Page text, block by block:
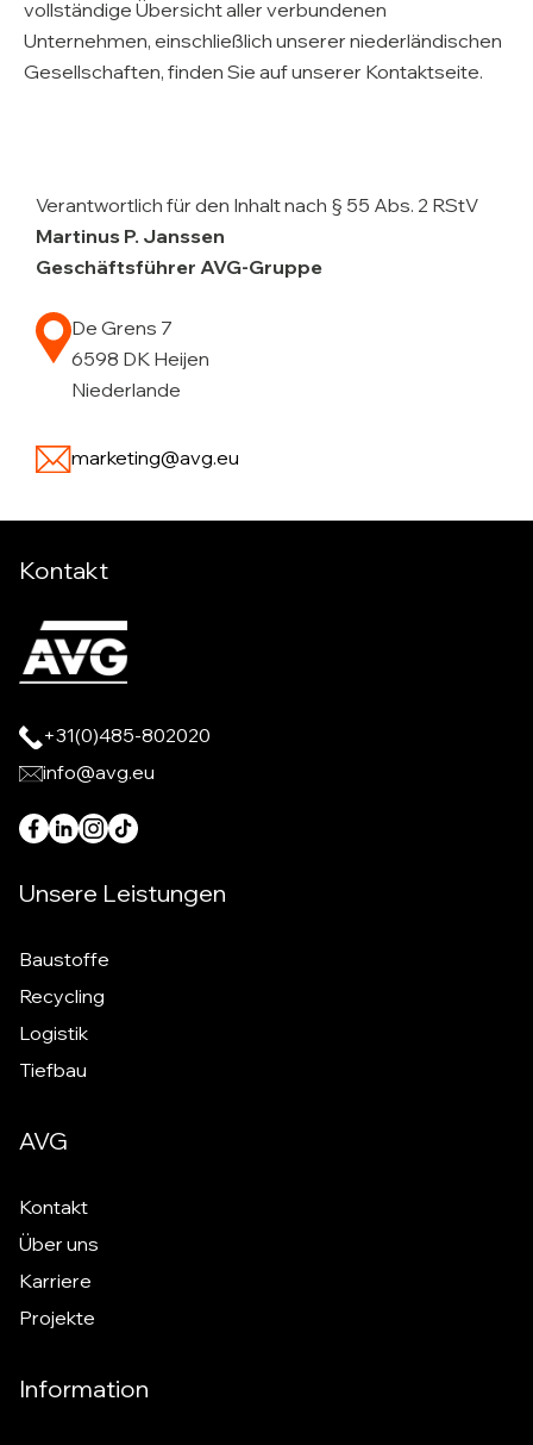
vollständige Übersicht aller verbundenen
Unternehmen, einschließlich unserer niederländischen
Gesellschaften, finden Sie auf unserer Kontaktseite.
Verantwortlich für den Inhalt nach § 55 Abs. 2 RStV
Martinus P. Janssen
Geschäftsführer AVG-Gruppe
De Grens 7
6598 DK Heijen
Niederlande
marketing@avg.eu
Kontakt
+31(0)485-802020
info@avg.eu
Unsere Leistungen
Baustoffe
Recycling
Logistik
Tiefbau
AVG
Kontakt
Über uns
Karriere
Projekte
Information